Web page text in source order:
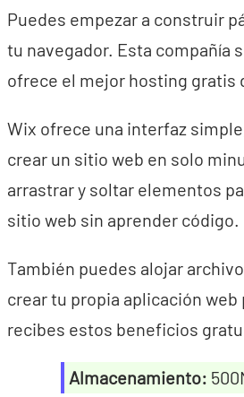
Puedes empezar a construir
tu navegador. Esta compañía
ofrece el mejor hosting gratis
Wix ofrece una interfaz
crear un sitio web en solo
arrastrar y soltar elementos
sitio web sin aprender código.
También puedes alojar
crear tu propia aplicación web
recibes estos beneficios
Almacenamiento: